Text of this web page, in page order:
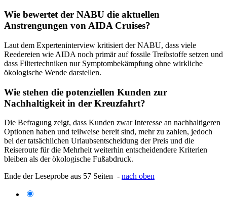
Wie bewertet der NABU die aktuellen
Anstrengungen von AIDA Cruises?
Laut dem Experteninterview kritisiert der NABU, dass viele
Reedereien wie AIDA noch primär auf fossile Treibstoffe setzen und
dass Filtertechniken nur Symptombekämpfung ohne wirkliche
ökologische Wende darstellen.
Wie stehen die potenziellen Kunden zur
Nachhaltigkeit in der Kreuzfahrt?
Die Befragung zeigt, dass Kunden zwar Interesse an nachhaltigeren
Optionen haben und teilweise bereit sind, mehr zu zahlen, jedoch
bei der tatsächlichen Urlaubsentscheidung der Preis und die
Reiseroute für die Mehrheit weiterhin entscheidendere Kriterien
bleiben als der ökologische Fußabdruck.
Ende der Leseprobe aus 57 Seiten - nach oben